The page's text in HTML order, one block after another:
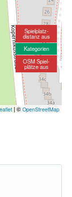
|© OpenStreetMap
Spielplatz-
distanz aus
Kategorien
OSM Spiel-
plätze aus